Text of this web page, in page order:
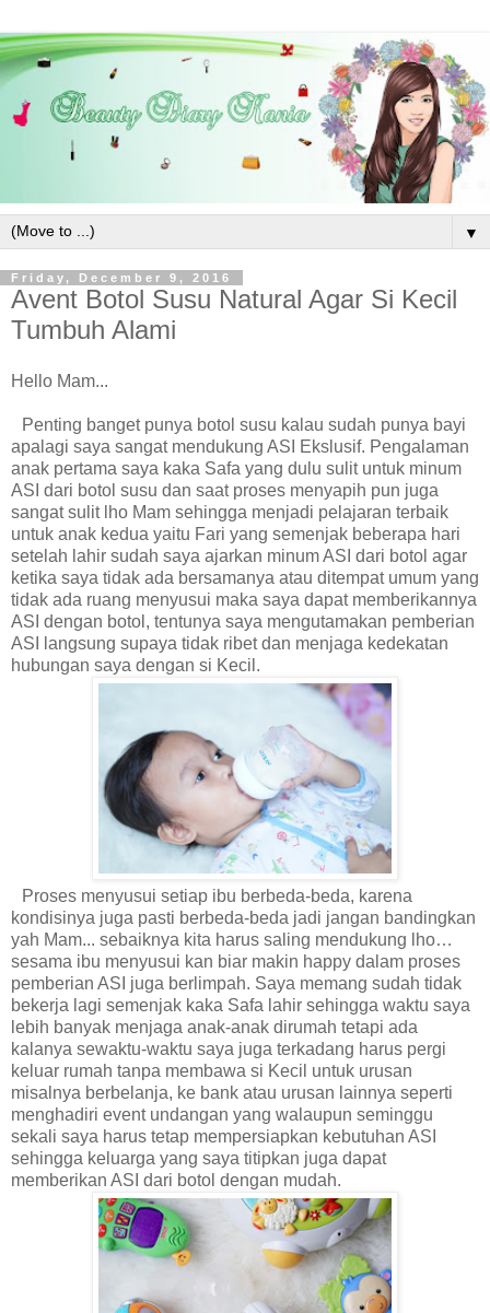
▼
Friday, December 9, 2016
Avent Botol Susu Natural Agar Si Kecil
Tumbuh Alami
Hello Mam...
Penting banget punya botol susu kalau sudah punya bayi
apalagi saya sangat mendukung ASI Ekslusif. Pengalaman
anak pertama saya kaka Safa yang dulu sulit untuk minum
ASI dari botol susu dan saat proses menyapih pun juga
sangat sulit lho Mam sehingga menjadi pelajaran terbaik
untuk anak kedua yaitu Fari yang semenjak beberapa hari
setelah lahir sudah saya ajarkan minum ASI dari botol agar
ketika saya tidak ada bersamanya atau ditempat umum yang
tidak ada ruang menyusui maka saya dapat memberikannya
ASI dengan botol, tentunya saya mengutamakan pemberian
ASI langsung supaya tidak ribet dan menjaga kedekatan
hubungan saya dengan si Kecil.
Proses menyusui setiap ibu berbeda-beda, karena
kondisinya juga pasti berbeda-beda jadi jangan bandingkan
yah Mam... sebaiknya kita harus saling mendukung lho…
sesama ibu menyusui kan biar makin happy dalam proses
pemberian ASI juga berlimpah. Saya memang sudah tidak
bekerja lagi semenjak kaka Safa lahir sehingga waktu saya
lebih banyak menjaga anak-anak dirumah tetapi ada
kalanya sewaktu-waktu saya juga terkadang harus pergi
keluar rumah tanpa membawa si Kecil untuk urusan
misalnya berbelanja, ke bank atau urusan lainnya seperti
menghadiri event undangan yang walaupun seminggu
sekali saya harus tetap mempersiapkan kebutuhan ASI
sehingga keluarga yang saya titipkan juga dapat
memberikan ASI dari botol dengan mudah.